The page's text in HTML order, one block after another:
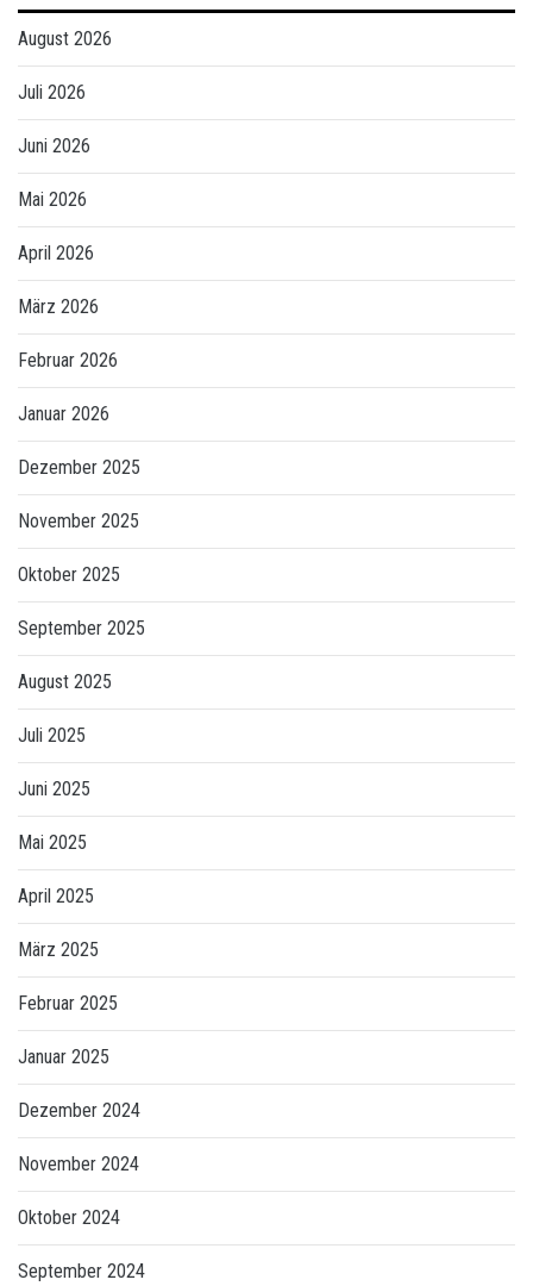
August 2026
Juli 2026
Juni 2026
Mai 2026
April 2026
März 2026
Februar 2026
Januar 2026
Dezember 2025
November 2025
Oktober 2025
September 2025
August 2025
Juli 2025
Juni 2025
Mai 2025
April 2025
März 2025
Februar 2025
Januar 2025
Dezember 2024
November 2024
Oktober 2024
September 2024